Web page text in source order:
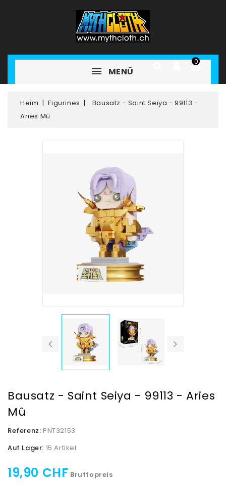
0
MENÜ
Heim Figurines
Bausatz - Saint Seiya - 99113 -
Aries Mû
Bausatz - Saint Seiya - 99113 - Aries
Mû
Referenz: PNT32153
Auf Lager: 15 Artikel
19,90 CHF Bruttopreis